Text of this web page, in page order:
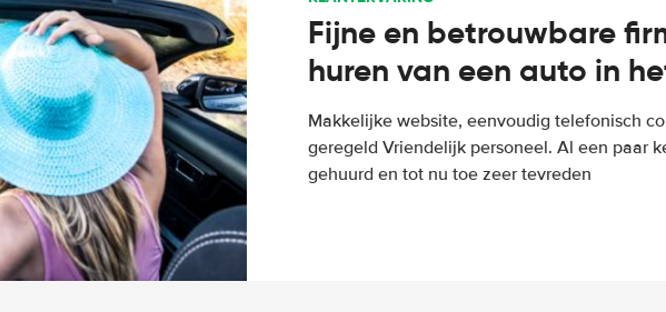
Fijne en betrouwbare
huren van een auto in
Makkelijke website, eenvoudig telefonisch
geregeld Vriendelijk personeel. Al een paar
gehuurd en tot nu toe zeer tevreden